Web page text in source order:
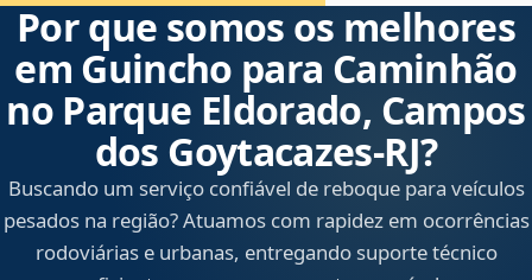
Por que somos os melhores
em Guincho para Caminhão
no Parque Eldorado, Campos
dos Goytacazes‑RJ?
Buscando um serviço confiável de reboque para veículos
pesados na região? Atuamos com rapidez em ocorrências
rodoviárias e urbanas, entregando suporte técnico